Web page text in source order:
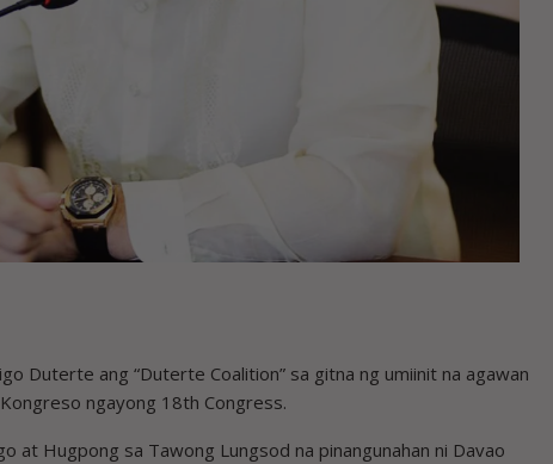
Duterte ang “Duterte Coalition” sa gitna ng umiinit na agawan
ngayong 18th Congress.
at Hugpong sa Tawong Lungsod na pinangunahan ni Davao